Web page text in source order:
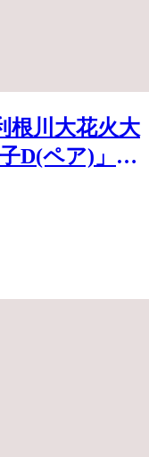
根川大花火大
D(ペア)」